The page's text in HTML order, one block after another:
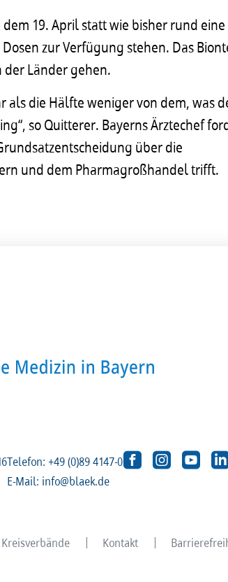
19. April statt wie bisher rund
zur Verfügung stehen. Das
Länder gehen.
als die Hälfte weniger von dem, was
so Quitterer. Bayerns Ärztechef
über die
und dem Pharmagroßhandel trifft.
Telefon: +49 (0)89 4147-0
E-Mail: info@blaek.de
Kontakt